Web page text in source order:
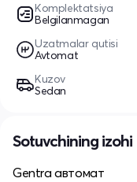
Komplektatsiya
Belgilanmagan
Uzatmalar qutisi
Avtomat
Kuzov
Sedan
Sotuvchining izohi
Gentra автомат